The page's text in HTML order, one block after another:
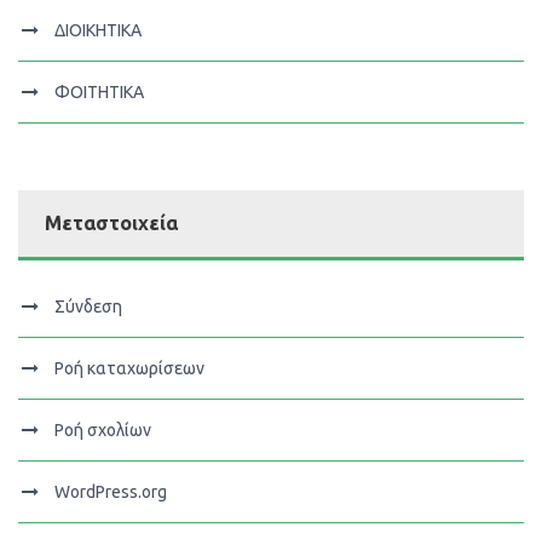
ΔΙΟΙΚΗΤΙΚΑ
ΦΟΙΤΗΤΙΚΑ
Μεταστοιχεία
Σύνδεση
Ροή καταχωρίσεων
Ροή σχολίων
WordPress.org